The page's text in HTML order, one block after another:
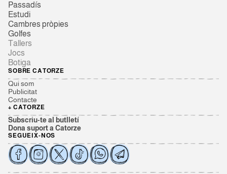
Passadís
Estudi
Cambres pròpies
Golfes
Tallers
Jocs
Botiga
SOBRE CATORZE
Qui som
Publicitat
Contacte
+ CATORZE
Subscriu-te al butlletí
Dona suport a Catorze
SEGUEIX-NOS